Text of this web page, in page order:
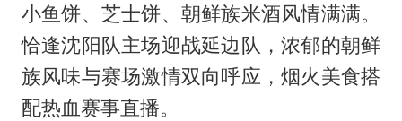
小鱼饼、芝士饼、朝鲜族米酒风情满满。
恰逢沈阳队主场迎战延边队，浓郁的朝鲜
族风味与赛场激情双向呼应，烟火美食搭
配热血赛事直播。